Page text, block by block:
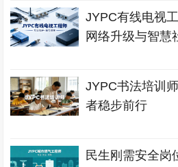
JYPC有线电视
网络升级与智慧
JYPC书法培训
者稳步前行
民生刚需安全岗